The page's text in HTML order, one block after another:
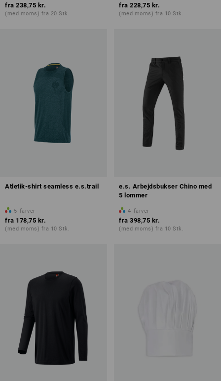
fra 238,75 kr.
(med moms) fra 20 Stk.
fra 228,75 kr.
(med moms) fra 10 Stk.
Atletik-shirt seamless e.s.trail
5 farver
fra 178,75 kr.
(med moms) fra 10 Stk.
e.s. Arbejdsbukser Chino med
5 lommer
4 farver
fra 398,75 kr.
(med moms) fra 10 Stk.